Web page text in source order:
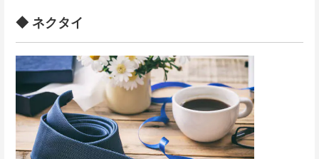
◆ ネクタイ